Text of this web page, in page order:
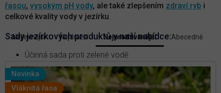
řasou, vysokým pH vody, ale také zlepšením zdraví ryb i
celkové kvality vody v jezírku
Sady jezírkových produktů v naší nabídce:
Účinná sada proti zelené vodě
Účinná sada proti vláknité řase
Účinná sada pro léčbu ryb
Ř
e
n
Nejlevnější Nejdražší Nejprodávanější Abecedně
V
i
Novinka
Vláknitá řasa